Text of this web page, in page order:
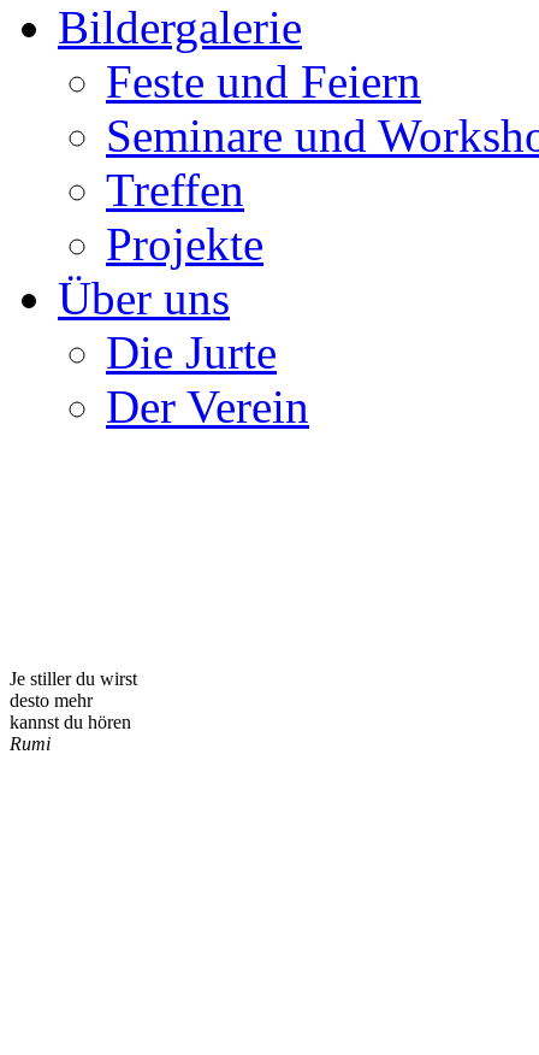
Bildergalerie
Feste und Feiern
Seminare und
Treffen
Projekte
Über uns
Die Jurte
Der Verein
Je stiller du wirst
desto mehr
kannst du hören
Rumi